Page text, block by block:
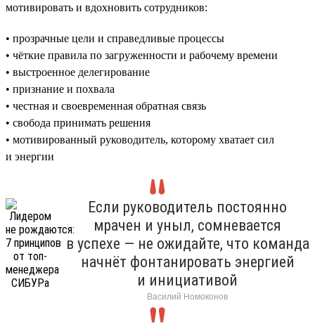
мотивировать и вдохновить сотрудников:
• прозрачные цели и справедливые процессы
• чёткие правила по загруженности и рабочему времени
• выстроенное делегирование
• признание и похвала
• честная и своевременная обратная связь
• свобода принимать решения
• мотивированный руководитель, которому хватает сил
и энергии
Если руководитель постоянно
мрачен и уныл, сомневается
в успехе — не ожидайте, что команда
начнёт фонтанировать энергией
и инициативой
Василий Номоконов